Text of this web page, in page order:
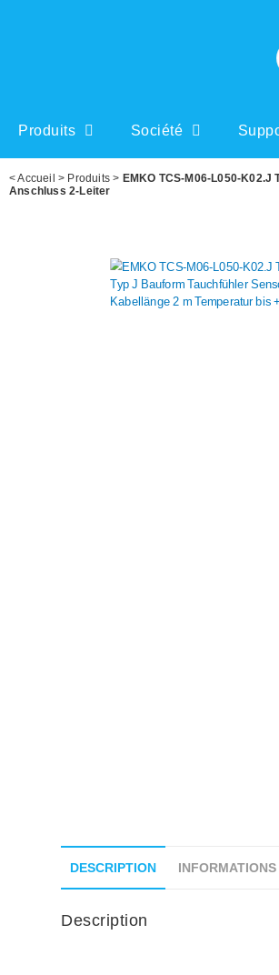
Produits Société
<Accueil > Produits > EMKO TCS-M06-L050-
Anschluss 2-Leiter
DESCRIPTION
Description